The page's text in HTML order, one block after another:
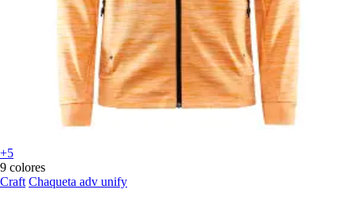
+5
9 colores
Craft Chaqueta adv unify